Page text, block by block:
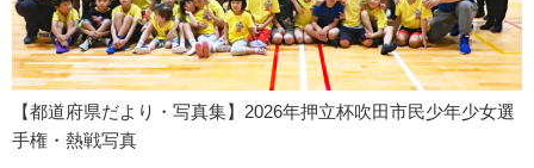
【都道府県だより・写真集】2026年押立杯吹田市民少年少女選
手権・熱戦写真